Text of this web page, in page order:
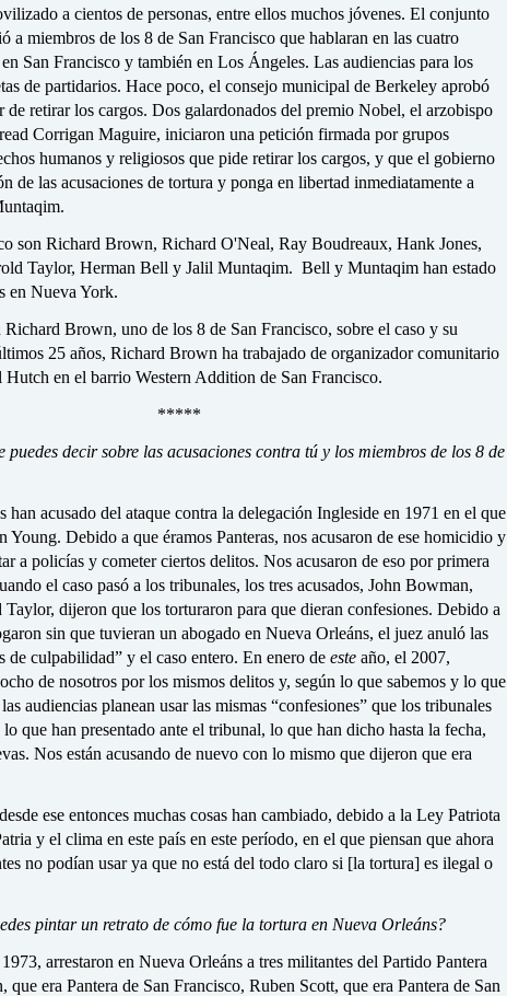
a cientos de personas, entre ellos muchos jóvenes. El conjunto
a miembros de los 8 de San Francisco que hablaran en las cuatro
San Francisco y también en Los Ángeles. Las audiencias para los
de partidarios. Hace poco, el consejo municipal de Berkeley aprobó
de retirar los cargos. Dos galardonados del premio Nobel, el arzobispo
Corrigan Maguire, iniciaron una petición firmada por grupos
humanos y religiosos que pide retirar los cargos, y que el gobierno
de las acusaciones de tortura y ponga en libertad inmediatamente a
son Richard Brown, Richard O'Neal, Ray Boudreaux, Hank Jones,
Taylor, Herman Bell y Jalil Muntaqim. Bell y Muntaqim han estado
en Nueva York.
Richard Brown, uno de los 8 de San Francisco, sobre el caso y su
25 años, Richard Brown ha trabajado de organizador comunitario
en el barrio Western Addition de San Francisco.
*****
puedes decir sobre las acusaciones contra tú y los miembros de los 8 de
han acusado del ataque contra la delegación Ingleside en 1971 en el que
Young. Debido a que éramos Panteras, nos acusaron de ese homicidio y
a policías y cometer ciertos delitos. Nos acusaron de eso por primera
el caso pasó a los tribunales, los tres acusados, John Bowman,
dijeron que los torturaron para que dieran confesiones. Debido a
sin que tuvieran un abogado en Nueva Orleáns, el juez anuló las
de culpabilidad” y el caso entero. En enero de este año, el 2007,
de nosotros por los mismos delitos y, según lo que sabemos y lo que
audiencias planean usar las mismas “confesiones” que los tribunales
que han presentado ante el tribunal, lo que han dicho hasta la fecha,
Nos están acusando de nuevo con lo mismo que dijeron que era
ese entonces muchas cosas han cambiado, debido a la Ley Patriota
y el clima en este país en este período, en el que piensan que ahora
no podían usar ya que no está del todo claro si [la tortura] es ilegal o
pintar un retrato de cómo fue la tortura en Nueva Orleáns?
arrestaron en Nueva Orleáns a tres militantes del Partido Pantera
era Pantera de San Francisco, Ruben Scott, que era Pantera de San